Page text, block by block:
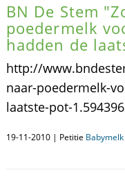
BN De Stem
poedermelk
hadden de
http://
naar-poedermelk-
laatste-pot-
19-11-2010 | Petitie